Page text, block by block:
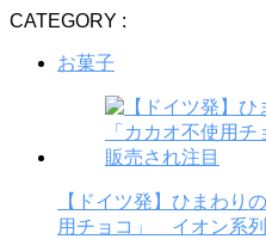
CATEGORY :
お菓子
【ドイツ発】ひまわり
用チョコ」 イオン系